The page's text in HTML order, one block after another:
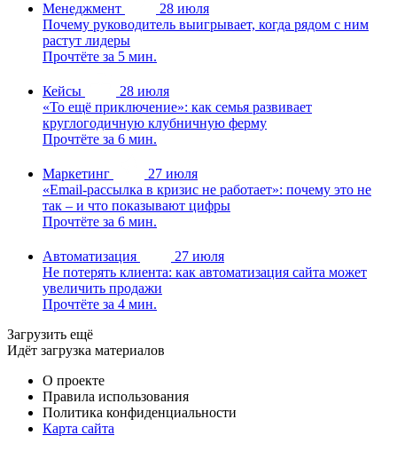
Менеджмент
28 июля
Почему руководитель выигрывает, когда рядом с ним
растут лидеры
Прочтёте за 5 мин.
Кейсы
28 июля
«То ещё приключение»: как семья развивает
круглогодичную клубничную ферму
Прочтёте за 6 мин.
Маркетинг
27 июля
«Email-рассылка в кризис не работает»: почему это не
так – и что показывают цифры
Прочтёте за 6 мин.
Автоматизация
27 июля
Не потерять клиента: как автоматизация сайта может
увеличить продажи
Прочтёте за 4 мин.
Загрузить ещё
Идёт загрузка материалов
О проекте
Правила использования
Политика конфиденциальности
Карта сайта